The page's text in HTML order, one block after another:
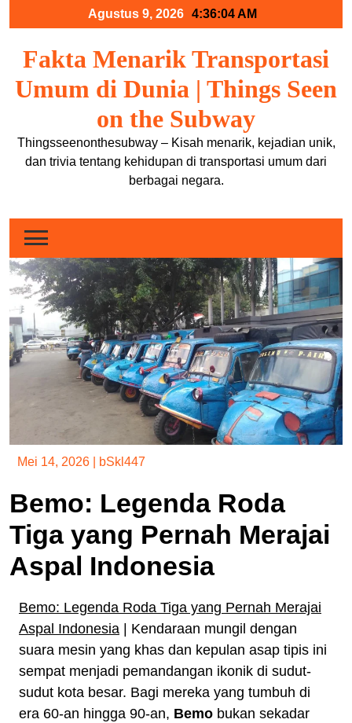
Agustus 9, 2026 4:36:04 AM
Fakta Menarik Transportasi
Umum di Dunia | Things Seen
on the Subway
Thingsseenonthesubway – Kisah menarik, kejadian unik,
dan trivia tentang kehidupan di transportasi umum dari
berbagai negara.
Mei 14, 2026 bSkl447
Bemo: Legenda Roda
Tiga yang Pernah Merajai
Aspal Indonesia
Bemo: Legenda Roda Tiga yang Pernah Merajai
Aspal Indonesia | Kendaraan mungil dengan
suara mesin yang khas dan kepulan asap tipis ini
sempat menjadi pemandangan ikonik di sudut-
sudut kota besar. Bagi mereka yang tumbuh di
era 60-an hingga 90-an, Bemo bukan sekadar